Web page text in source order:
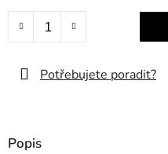
Potřebujete poradit?
Popis